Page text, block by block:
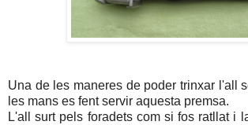
Una de les maneres de poder trinxar l'all
les mans es fent servir aquesta premsa.
L'all surt pels foradets com si fos ratllat i